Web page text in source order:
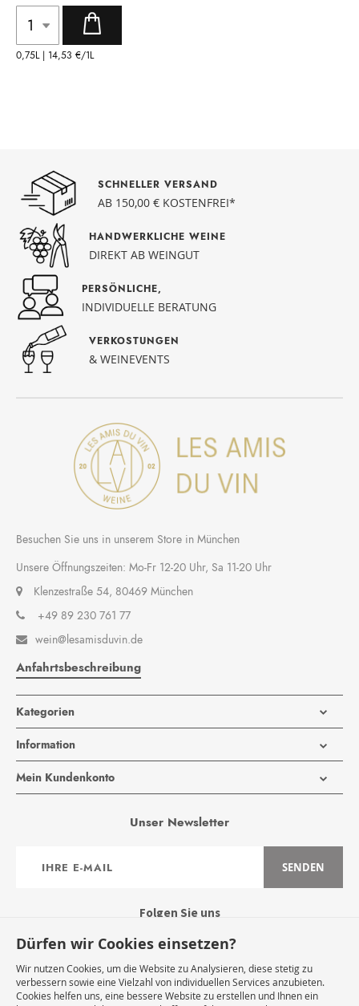
0,75L | 14,53 €/1L
SCHNELLER VERSAND
AB 150,00 € KOSTENFREI*
HANDWERKLICHE WEINE
DIREKT AB WEINGUT
PERSÖNLICHE,
INDIVIDUELLE BERATUNG
VERKOSTUNGEN
& WEINEVENTS
Besuchen Sie uns in unserem Store in München
Unsere Öffnungszeiten: Mo-Fr 12-20 Uhr, Sa 11-20 Uhr
Klenzestraße 54, 80469 München
+49 89 230 761 77
 wein@lesamisduvin.de
Anfahrtsbeschreibung
Kategorien
Information
Mein Kundenkonto
Unser Newsletter
zum
SENDEN
Folgen Sie uns
Dürfen wir Cookies einsetzen?
Wir nutzen Cookies, um die Website zu Analysieren, diese stetig zu
verbessern sowie eine Vielzahl von individuellen Services anzubieten.
Cookies helfen uns, eine bessere Website zu erstellen und Ihnen ein